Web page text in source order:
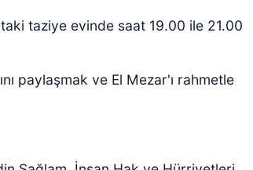
taziye evinde saat 19.00 ile 21.00
paylaşmak ve El Mezar'ı rahmetle